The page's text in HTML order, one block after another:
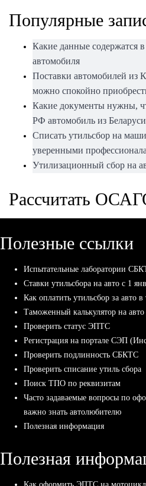
Популярные
Какие данные содержатся
автомобиля
Поставки автомобилей из
можно спокойно
Какие документы нужны,
РФ автомобиль из Беларуси
Списать утильсбор на
уверенными
Утилизационный сбор на
Рассчитать
Полезные ссылки
Испытательные лаборатории
Ставки утильсбора на авто с 1
Как оплатить утильсбор за авто
Таможенный калькулятор на
Проверить статус ЭПТС
Регистрация на портале СЭП
Проверить подлинность СБКТС
Проверить списание утиль сбора
Поиск ТПО по реквизитам
Часто задаваемые вопросы по
важно знать автолюбителю
Полезная информация
Полезная